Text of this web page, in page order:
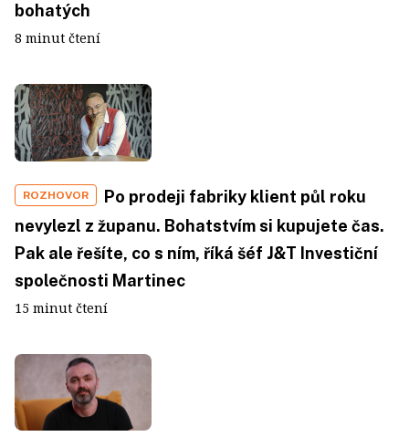
bohatých
8 minut čtení
ROZHOVOR
Po prodeji fabriky klient půl roku
nevylezl z županu. Bohatstvím si kupujete čas.
Pak ale řešíte, co s ním, říká šéf J&T Investiční
společnosti Martinec
15 minut čtení